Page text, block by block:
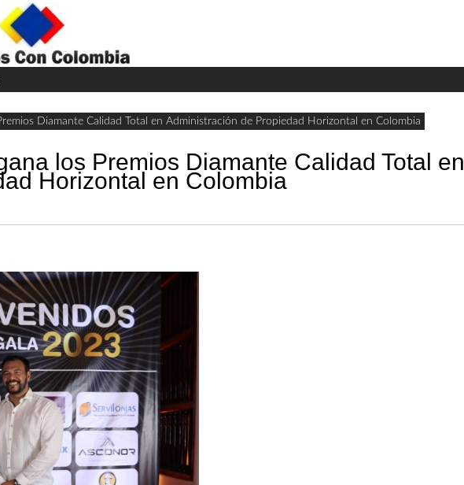
Widget
Diamante Calidad Total en Administración de Propiedad Horizontal en Colombia
los Premios Diamante Calidad Total en
Horizontal en Colombia